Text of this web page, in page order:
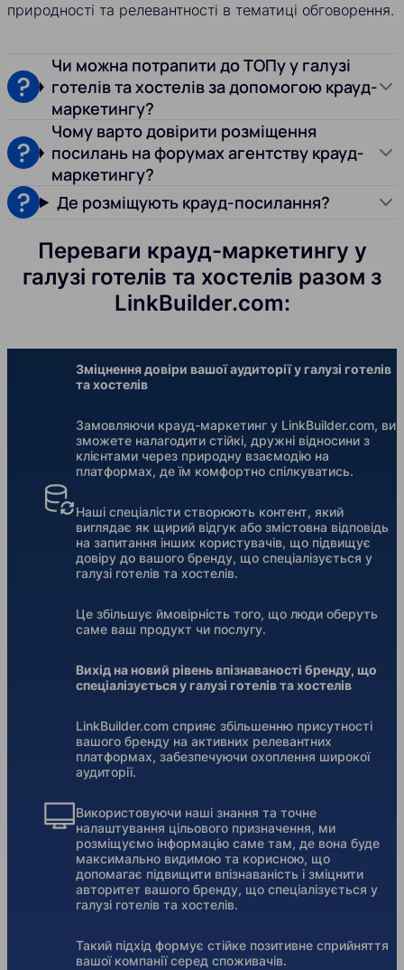
природності та релевантності в тематиці обговорення.
Чи можна потрапити до ТОПу у галузі
готелів та хостелів за допомогою крауд-
маркетингу?
Чому варто довірити розміщення
посилань на форумах агентству крауд-
маркетингу?
Де розміщують крауд-посилання?
Переваги крауд-маркетингу у
галузі готелів та хостелів разом з
LinkBuilder.com:
Зміцнення довіри вашої аудиторії у галузі готелів
та хостелів
Замовляючи крауд-маркетинг у LinkBuilder.com, ви
зможете налагодити стійкі, дружні відносини з
клієнтами через природну взаємодію на
платформах, де їм комфортно спілкуватись.
Наші спеціалісти створюють контент, який
виглядає як щирий відгук або змістовна відповідь
на запитання інших користувачів, що підвищує
довіру до вашого бренду, що спеціалізується у
галузі готелів та хостелів.
Це збільшує ймовірність того, що люди оберуть
саме ваш продукт чи послугу.
Вихід на новий рівень впізнаваності бренду, що
спеціалізується у галузі готелів та хостелів
LinkBuilder.com сприяє збільшенню присутності
вашого бренду на активних релевантних
платформах, забезпечуючи охоплення широкої
аудиторії.
Використовуючи наші знання та точне
налаштування цільового призначення, ми
розміщуємо інформацію саме там, де вона буде
максимально видимою та корисною, що
допомагає підвищити впізнаваність і зміцнити
авторитет вашого бренду, що спеціалізується у
галузі готелів та хостелів.
Такий підхід формує стійке позитивне сприйняття
вашої компанії серед споживачів.